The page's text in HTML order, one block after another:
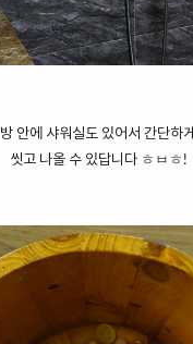
방 안에 샤워실도 있어서 간단하게
씻고 나올 수 있답니다 ㅎㅂㅎ!